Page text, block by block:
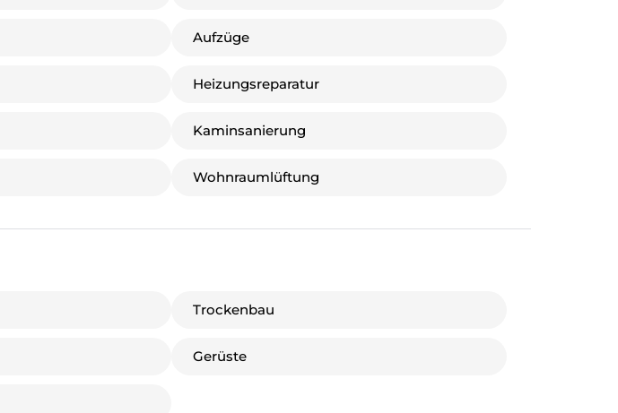
Aufzüge
Heizungsreparatur
Kaminsanierung
Wohnraumlüftung
Trockenbau
Gerüste